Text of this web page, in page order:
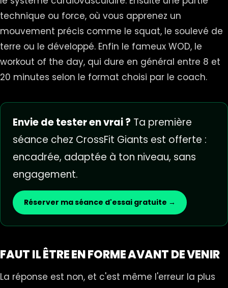
technique ou force, où vous apprenez un
mouvement précis comme le squat, le soulevé de
terre ou le développé. Enfin le fameux WOD, le
workout of the day, qui dure en général entre 8 et
20 minutes selon le format choisi par le coach.
Envie de tester en vrai ? Ta première
séance chez CrossFit Giants est offerte :
encadrée, adaptée à ton niveau, sans
engagement.
Réserver ma séance d'essai gratuite →
FAUT IL ÊTRE EN FORME AVANT DE VENIR
La réponse est non, et c'est même l'erreur la plus